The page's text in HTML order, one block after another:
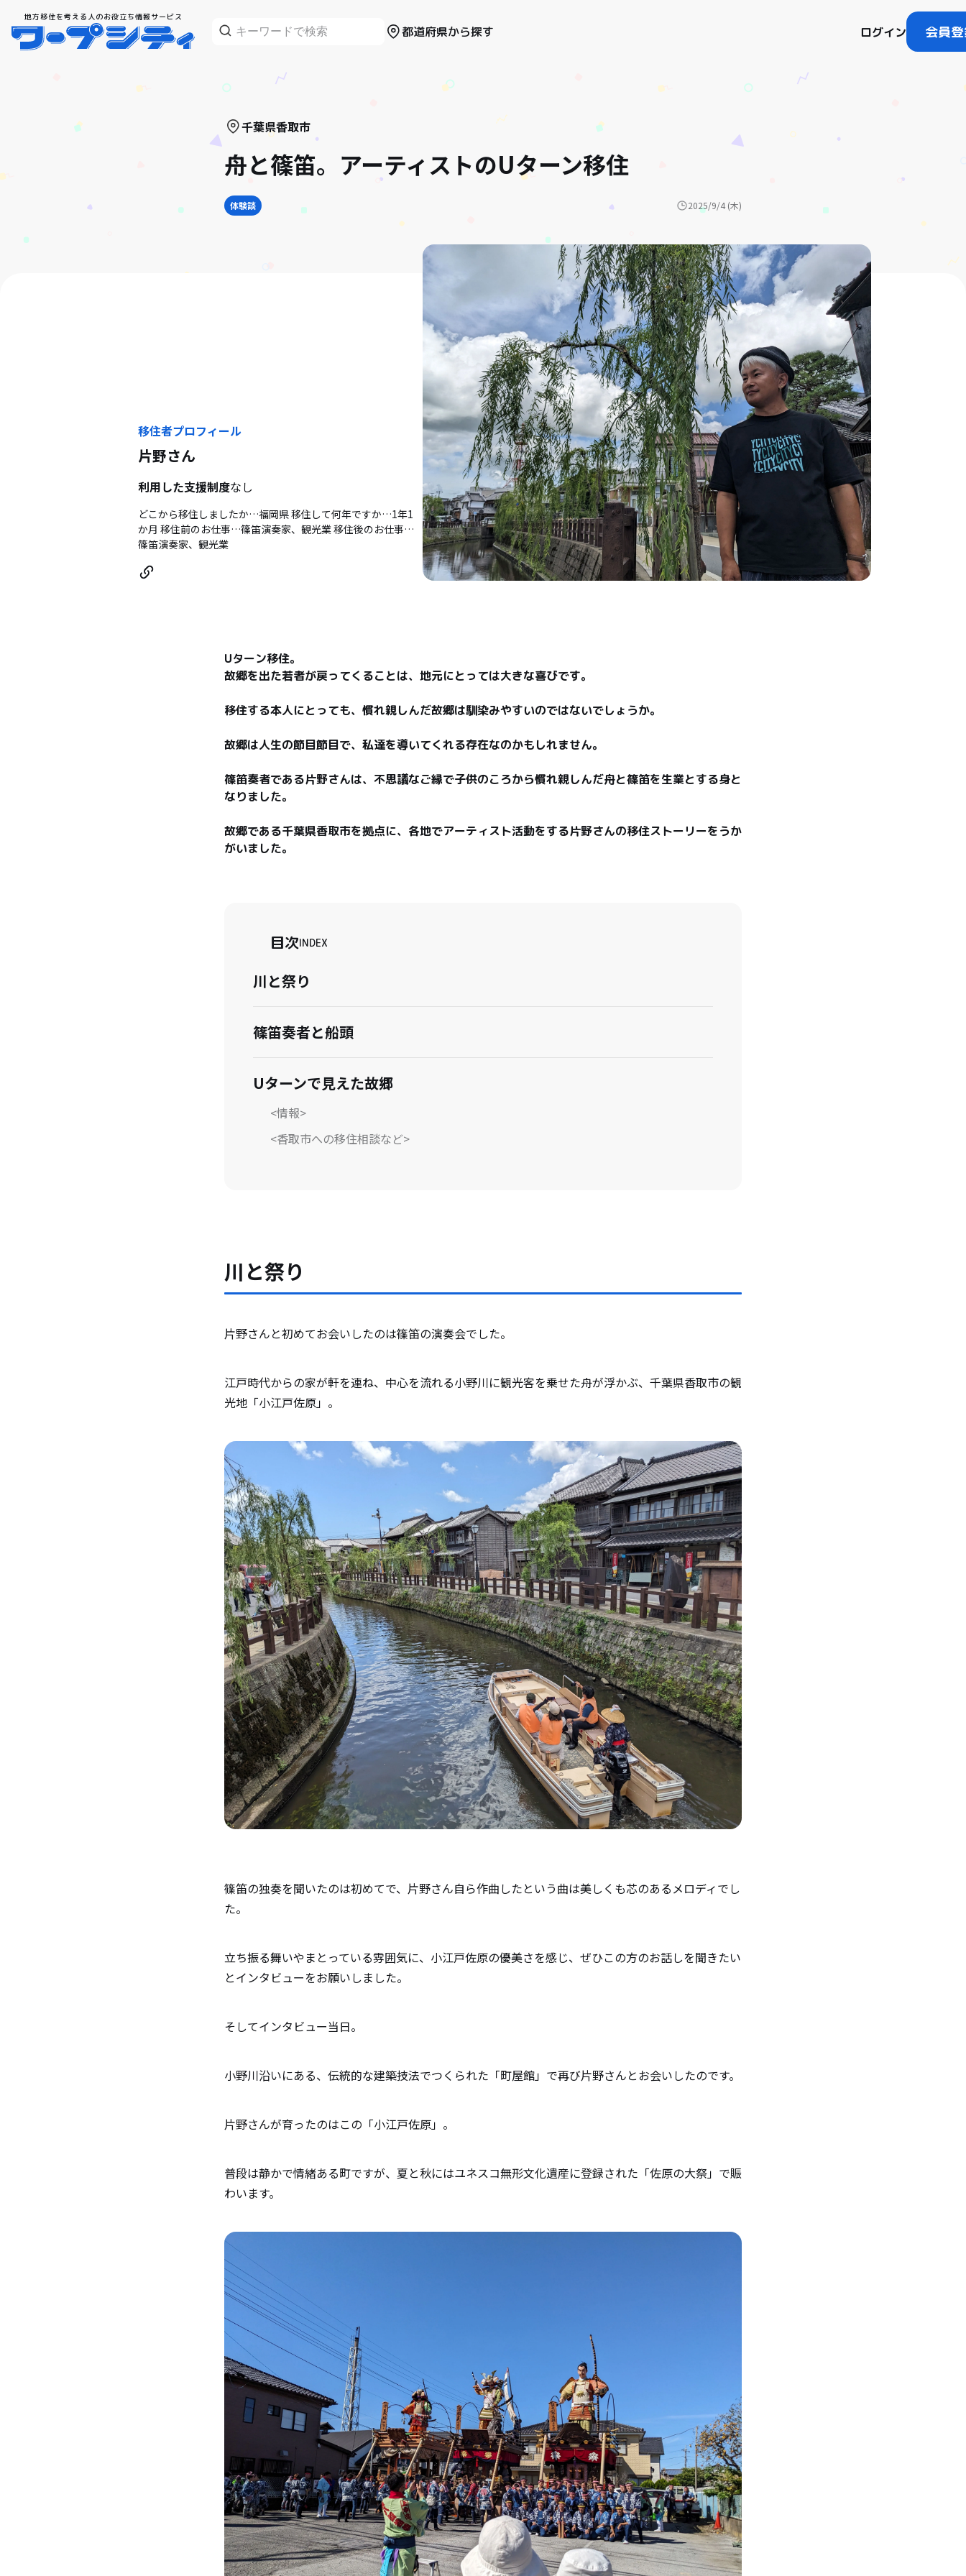
地方移住を考える人のお役立ち情報サービス
都道府県から探す ログイン 会員
千葉県香取市
舟と篠笛。アーティストのUターン移住
体験談 2025/9/4 (木)
移住者プロフィール
片野さん
利用した支援制度なし
どこから移住しましたか…福岡県 移住して何年ですか…1年1
か月 移住前のお仕事…篠笛演奏家、観光業 移住後のお仕事…
篠笛演奏家、観光業
Uターン移住。
故郷を出た若者が戻ってくることは、地元にとっては大きな喜びです。
移住する本人にとっても、慣れ親しんだ故郷は馴染みやすいのではないでしょうか。
故郷は人生の節目節目で、私達を導いてくれる存在なのかもしれません。
篠笛奏者である片野さんは、不思議なご縁で子供のころから慣れ親しんだ舟と篠笛を生業とする身と
なりました。
故郷である千葉県香取市を拠点に、各地でアーティスト活動をする片野さんの移住ストーリーをうか
がいました。
目次INDEX
川と祭り
篠笛奏者と船頭
Uターンで見えた故郷
<情報>
<香取市への移住相談など>
川と祭り
片野さんと初めてお会いしたのは篠笛の演奏会でした。
江戸時代からの家が軒を連ね、中心を流れる小野川に観光客を乗せた舟が浮かぶ、千葉県香取市の観
光地「小江戸佐原」。
篠笛の独奏を聞いたのは初めてで、片野さん自ら作曲したという曲は美しくも芯のあるメロディでし
た。
立ち振る舞いやまとっている雰囲気に、小江戸佐原の優美さを感じ、ぜひこの方のお話しを聞きたい
とインタビューをお願いしました。
そしてインタビュー当日。
小野川沿いにある、伝統的な建築技法でつくられた「町屋館」で再び片野さんとお会いしたのです。
片野さんが育ったのはこの「小江戸佐原」。
普段は静かで情緒ある町ですが、夏と秋にはユネスコ無形文化遺産に登録された「佐原の大祭」で賑
わいます。